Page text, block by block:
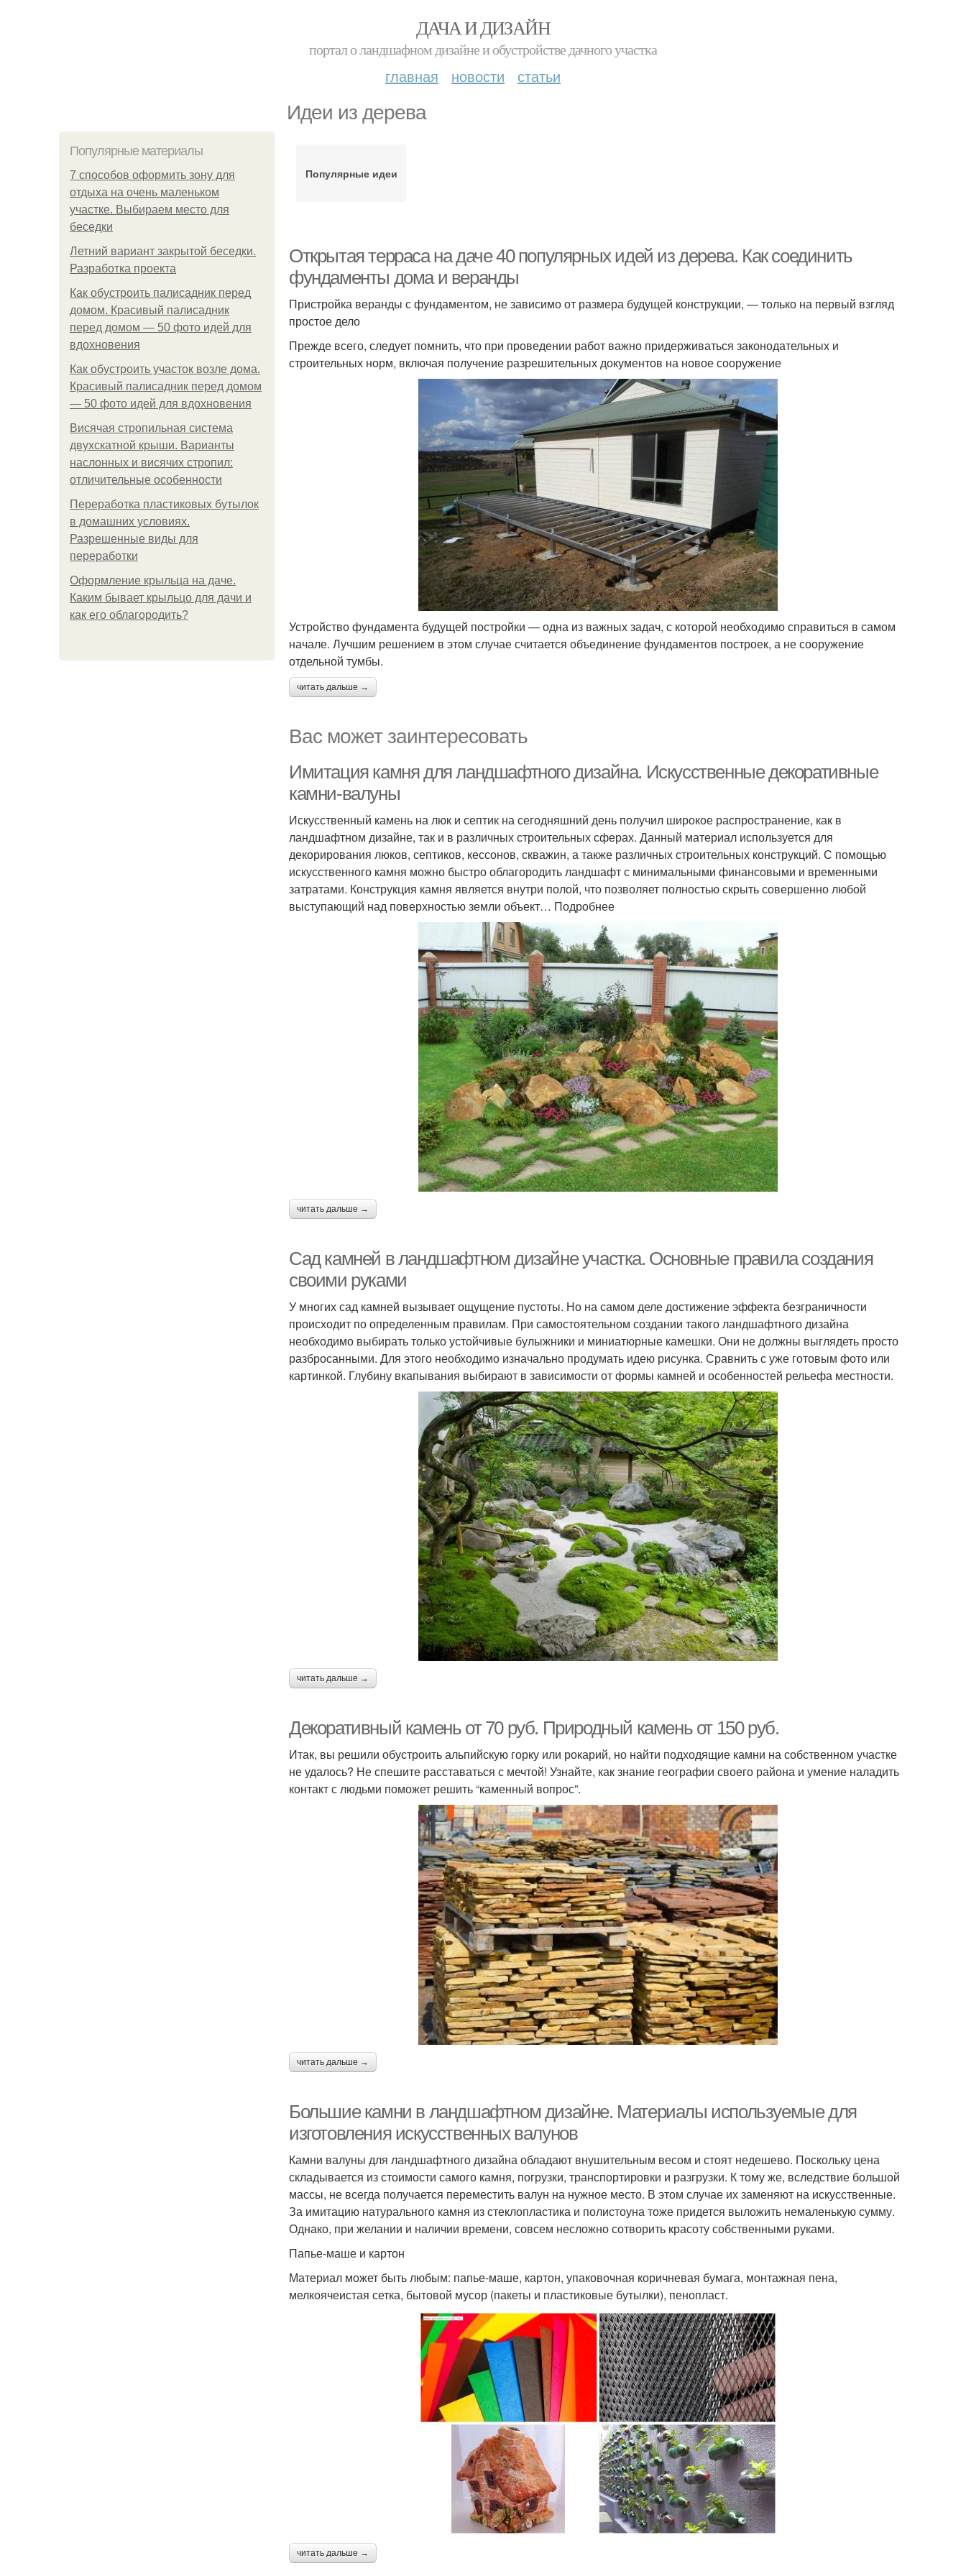
ДАЧА И ДИЗАЙН
портал о ландшафном дизайне и обустройстве дачного участка
главная новости статьи
Идеи из дерева
Популярные материалы
7 способов оформить зону для
отдыха на очень маленьком
участке. Выбираем место для
беседки
Летний вариант закрытой беседки.
Разработка проекта
Как обустроить палисадник перед
домом. Красивый палисадник
перед домом — 50 фото идей для
вдохновения
Как обустроить участок возле дома.
Красивый палисадник перед домом
— 50 фото идей для вдохновения
Висячая стропильная система
двухскатной крыши. Варианты
наслонных и висячих стропил:
отличительные особенности
Переработка пластиковых бутылок
в домашних условиях.
Разрешенные виды для
переработки
Оформление крыльца на даче.
Каким бывает крыльцо для дачи и
как его облагородить?
Популярные идеи
Открытая терраса на даче 40 популярных идей из дерева. Как соединить
фундаменты дома и веранды
Пристройка веранды с фундаментом, не зависимо от размера будущей конструкции, — только на первый взгляд
простое дело
Прежде всего, следует помнить, что при проведении работ важно придерживаться законодательных и
строительных норм, включая получение разрешительных документов на новое сооружение
Устройство фундамента будущей постройки — одна из важных задач, с которой необходимо справиться в самом
начале. Лучшим решением в этом случае считается объединение фундаментов построек, а не сооружение
отдельной тумбы.
читать дальше →
Вас может заинтересовать
Имитация камня для ландшафтного дизайна. Искусственные декоративные
камни-валуны
Искусственный камень на люк и септик на сегодняшний день получил широкое распространение, как в
ландшафтном дизайне, так и в различных строительных сферах. Данный материал используется для
декорирования люков, септиков, кессонов, скважин, а также различных строительных конструкций. С помощью
искусственного камня можно быстро облагородить ландшафт с минимальными финансовыми и временными
затратами. Конструкция камня является внутри полой, что позволяет полностью скрыть совершенно любой
выступающий над поверхностью земли объект… Подробнее
читать дальше →
Сад камней в ландшафтном дизайне участка. Основные правила создания
своими руками
У многих сад камней вызывает ощущение пустоты. Но на самом деле достижение эффекта безграничности
происходит по определенным правилам. При самостоятельном создании такого ландшафтного дизайна
необходимо выбирать только устойчивые булыжники и миниатюрные камешки. Они не должны выглядеть просто
разбросанными. Для этого необходимо изначально продумать идею рисунка. Сравнить с уже готовым фото или
картинкой. Глубину вкапывания выбирают в зависимости от формы камней и особенностей рельефа местности.
читать дальше →
Декоративный камень от 70 руб. Природный камень от 150 руб.
Итак, вы решили обустроить альпийскую горку или рокарий, но найти подходящие камни на собственном участке
не удалось? Не спешите расставаться с мечтой! Узнайте, как знание географии своего района и умение наладить
контакт с людьми поможет решить “каменный вопрос”.
читать дальше →
Большие камни в ландшафтном дизайне. Материалы используемые для
изготовления искусственных валунов
Камни валуны для ландшафтного дизайна обладают внушительным весом и стоят недешево. Поскольку цена
складывается из стоимости самого камня, погрузки, транспортировки и разгрузки. К тому же, вследствие большой
массы, не всегда получается переместить валун на нужное место. В этом случае их заменяют на искусственные.
За имитацию натурального камня из стеклопластика и полистоуна тоже придется выложить немаленькую сумму.
Однако, при желании и наличии времени, совсем несложно сотворить красоту собственными руками.
Папье-маше и картон
Материал может быть любым: папье-маше, картон, упаковочная коричневая бумага, монтажная пена,
мелкоячеистая сетка, бытовой мусор (пакеты и пластиковые бутылки), пенопласт.
читать дальше →